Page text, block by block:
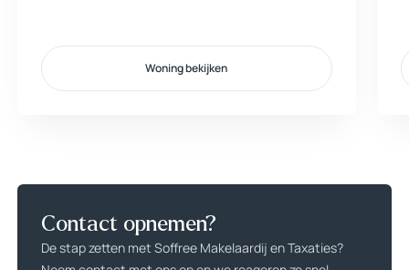
Woning bekijken
Contact opnemen?
De stap zetten met Soffree Makelaardij en Taxaties?